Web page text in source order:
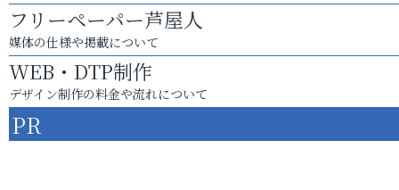
フリーペーパー芦屋人
媒体の仕様や掲載について
WEB・DTP制作
デザイン制作の料金や流れについて
PR